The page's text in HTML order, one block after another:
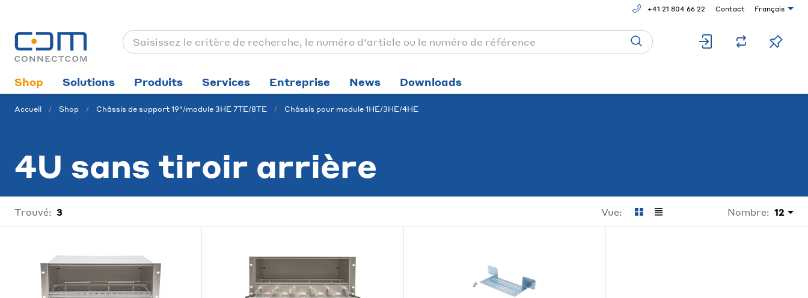
+41 21 804 66 22 Contact Français
Shop Solutions Produits Services Entreprise News Downloads
Accueil Shop Châssis de support 19"/module 3HE 7TE/8TE Châssis pour module 1HE/3HE/4HE
4U sans tiroir arrière
Trouvé: 3 Vue: Nombre: 12